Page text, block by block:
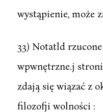
wystąpienie, może
33) Notatld
wpwnętrzne.j
zdają się wiązać z
filozofji wolności :